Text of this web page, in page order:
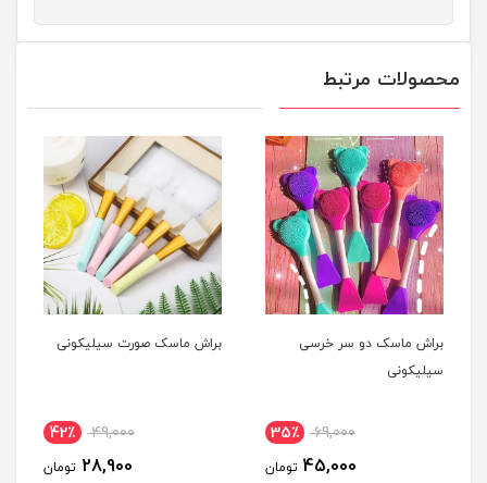
محصولات مرتبط
براش ماسک دو سر خرسی
سیلیکونی
69,000 35٪
45,000 تومان
براش ماسک صورت سیلیکونی
49,000 42٪
28,900 تومان